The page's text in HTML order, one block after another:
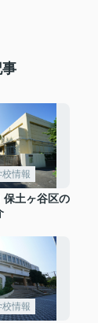
情報
保土ヶ谷区の
情報